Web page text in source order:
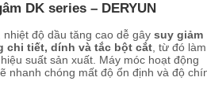
DK series – DERYUN
độ dầu tăng cao dễ gây suy giảm
chi tiết, dính và tắc bột cắt , từ đó làm
suất sản xuất. Máy móc hoạt động
nhanh chóng mất độ ổn định và độ